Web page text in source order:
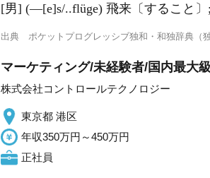
[男] (―[e]s/..flüge) 飛来〔すること
出典 ポケットプログレッシブ独和・和独辞典（
マーケティング/未経験者/国内最大
株式会社コントロールテクノロジー
東京都 港区
年収350万円～450万円
正社員